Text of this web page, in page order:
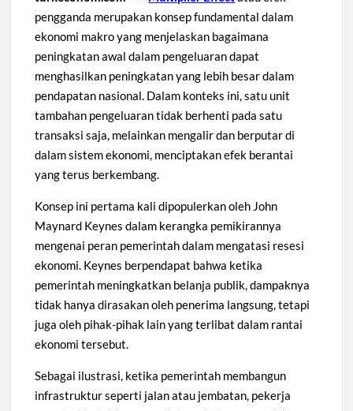
pengganda merupakan konsep fundamental dalam
ekonomi makro yang menjelaskan bagaimana
peningkatan awal dalam pengeluaran dapat
menghasilkan peningkatan yang lebih besar dalam
pendapatan nasional. Dalam konteks ini, satu unit
tambahan pengeluaran tidak berhenti pada satu
transaksi saja, melainkan mengalir dan berputar di
dalam sistem ekonomi, menciptakan efek berantai
yang terus berkembang.
Konsep ini pertama kali dipopulerkan oleh John
Maynard Keynes dalam kerangka pemikirannya
mengenai peran pemerintah dalam mengatasi resesi
ekonomi. Keynes berpendapat bahwa ketika
pemerintah meningkatkan belanja publik, dampaknya
tidak hanya dirasakan oleh penerima langsung, tetapi
juga oleh pihak-pihak lain yang terlibat dalam rantai
ekonomi tersebut.
Sebagai ilustrasi, ketika pemerintah membangun
infrastruktur seperti jalan atau jembatan, pekerja